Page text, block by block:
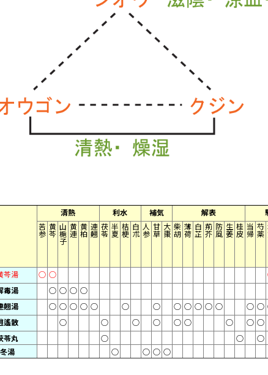
清熱 利水 補気 解表
苦
参
黄
芩
山
梔
子
黄
連
黄
柏
連
翹
茯
苓
半
夏
桔
梗
白
朮
人
参
甘
草
大
棗
柴
胡
薄
荷
白
芷
荊
芥
防
風
生
姜
桂
皮
当
帰
芍
薬
芩湯 ○ ○
毒湯
○ ○ ○ ○
翹湯
○ ○ ○ ○ ○ ○ ○ ○ ○ ○ ○ ○ ○ ○
遙散
○ ○ ○ ○ ○ ○ ○ ○ ○
苓丸
○ ○ ○
湯
○ ○ ○ ○